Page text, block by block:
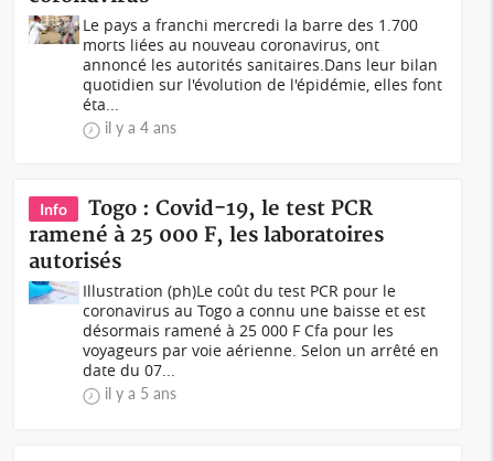
Le pays a franchi mercredi la barre des 1.700
morts liées au nouveau coronavirus, ont
annoncé les autorités sanitaires.Dans leur bilan
quotidien sur l'évolution de l'épidémie, elles font
éta...
il y a 4 ans
Info
Togo : Covid-19, le test PCR
ramené à 25 000 F, les laboratoires
autorisés
Illustration (ph)Le coût du test PCR pour le
coronavirus au Togo a connu une baisse et est
désormais ramené à 25 000 F Cfa pour les
voyageurs par voie aérienne. Selon un arrêté en
date du 07...
il y a 5 ans